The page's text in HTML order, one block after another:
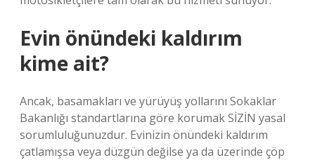
Evin önündeki kaldırım
kime ait?
Ancak, basamakları ve yürüyüş yollarını Sokaklar
Bakanlığı standartlarına göre korumak SİZİN yasal
sorumluluğunuzdur. Evinizin önündeki kaldırım
çatlamışsa veya düzgün değilse ya da üzerinde çöp